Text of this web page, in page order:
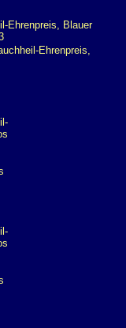
Ehrenpreis,